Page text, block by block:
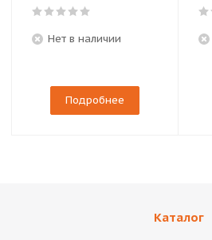
Нет в наличии
Подробнее
Каталог